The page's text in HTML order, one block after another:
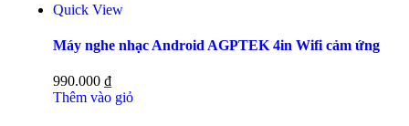
Quick View
Máy nghe nhạc Android AGPTEK 4in Wifi cảm ứng
990.000 ₫
Thêm vào giỏ